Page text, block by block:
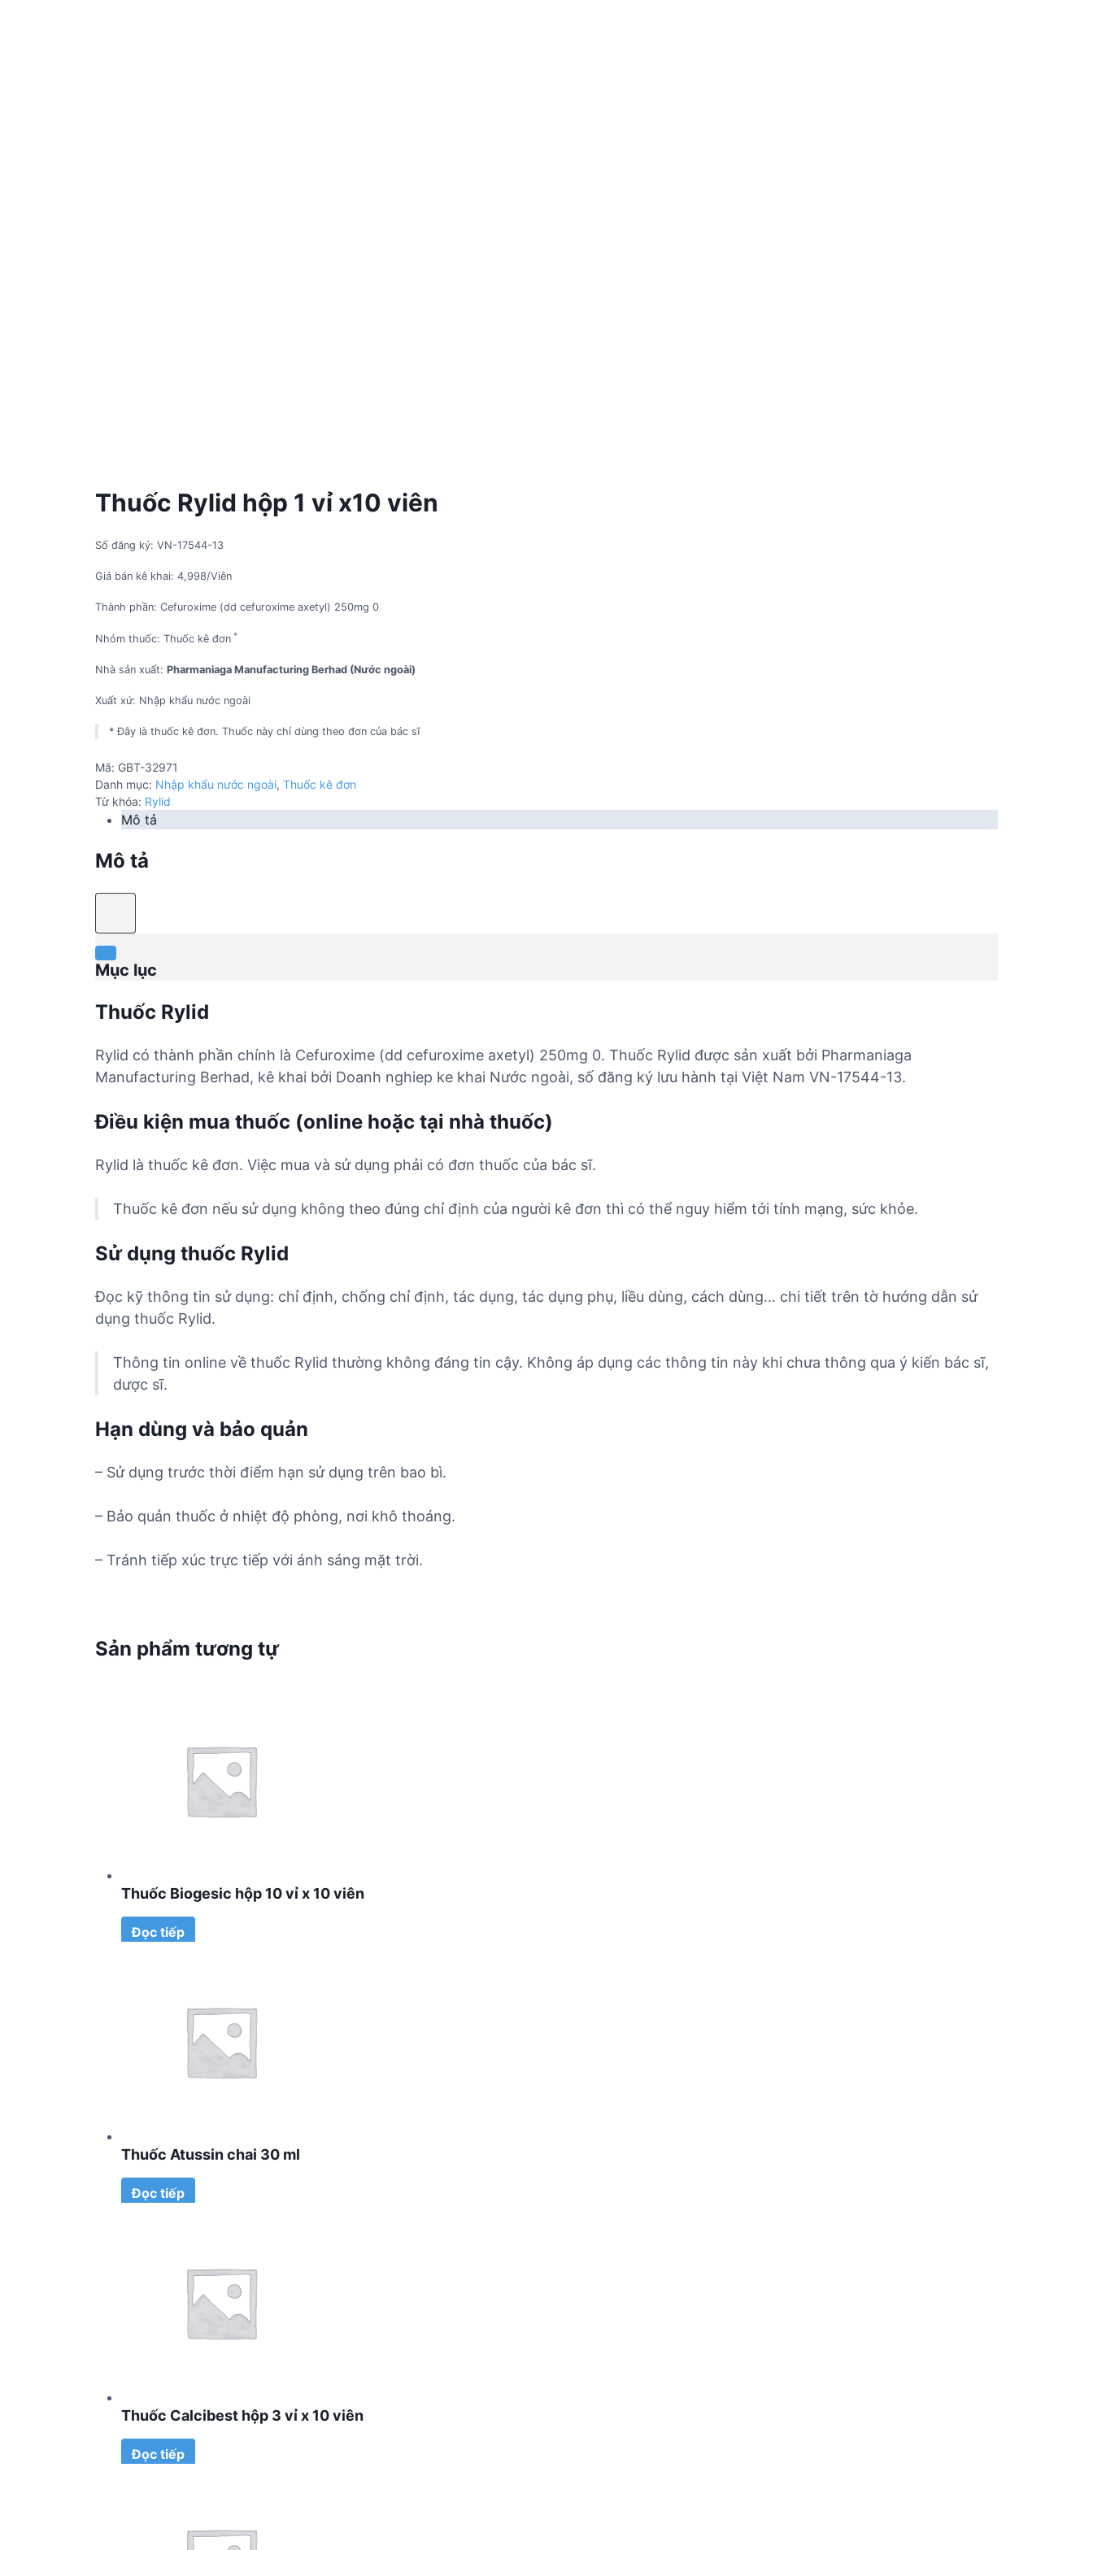
Thuốc Rylid hộp 1 vỉ x10 viên
Số đăng ký: VN-17544-13
Giá bán kê khai: 4,998/Viên
Thành phần: Cefuroxime (dd cefuroxime axetyl) 250mg 0
Nhóm thuốc: Thuốc kê đơn *
Nhà sản xuất: Pharmaniaga Manufacturing Berhad (Nước ngoài)
Xuất xứ: Nhập khẩu nước ngoài
* Đây là thuốc kê đơn. Thuốc này chỉ dùng theo đơn của bác sĩ
Mã: GBT-32971
Danh mục: Nhập khẩu nước ngoài, Thuốc kê đơn
Từ khóa: Rylid
Mô tả
Mô tả
Mục lục
Thuốc Rylid
Rylid có thành phần chính là Cefuroxime (dd cefuroxime axetyl) 250mg 0. Thuốc Rylid được sản xuất bởi Pharmaniaga
Manufacturing Berhad, kê khai bởi Doanh nghiep ke khai Nước ngoài, số đăng ký lưu hành tại Việt Nam VN-17544-13.
Điều kiện mua thuốc (online hoặc tại nhà thuốc)
Rylid là thuốc kê đơn. Việc mua và sử dụng phải có đơn thuốc của bác sĩ.
Thuốc kê đơn nếu sử dụng không theo đúng chỉ định của người kê đơn thì có thể nguy hiểm tới tính mạng, sức khỏe.
Sử dụng thuốc Rylid
Đọc kỹ thông tin sử dụng: chỉ định, chống chỉ định, tác dụng, tác dụng phụ, liều dùng, cách dùng… chi tiết trên tờ hướng dẫn sử
dụng thuốc Rylid.
Thông tin online về thuốc Rylid thường không đáng tin cậy. Không áp dụng các thông tin này khi chưa thông qua ý kiến bác sĩ,
dược sĩ.
Hạn dùng và bảo quản
– Sử dụng trước thời điểm hạn sử dụng trên bao bì.
– Bảo quản thuốc ở nhiệt độ phòng, nơi khô thoáng.
– Tránh tiếp xúc trực tiếp với ánh sáng mặt trời.
Sản phẩm tương tự
Thuốc Biogesic hộp 10 vỉ x 10 viên
Đọc tiếp
Thuốc Atussin chai 30 ml
Đọc tiếp
Thuốc Calcibest hộp 3 vỉ x 10 viên
Đọc tiếp